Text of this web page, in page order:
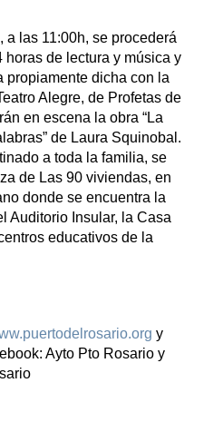
a las 11:00h, se procederá
de lectura y música y
propiamente dicha con la
Alegre, de Profetas de
en escena la obra “La
de Laura Squinobal.
a toda la familia, se
de Las 90 viviendas, en
donde se encuentra la
Auditorio Insular, la Casa
educativos de la
y
Ayto Pto Rosario y